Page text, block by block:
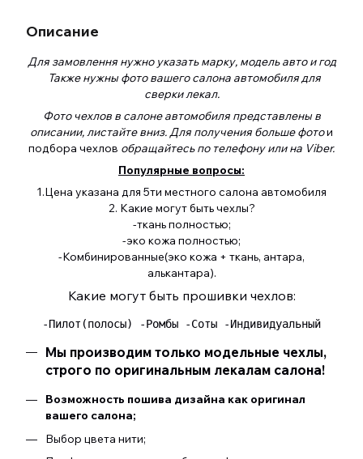
Описание
Для замовлення нужно указать марку, модель авто и год
Также нужны фото вашего салона автомобиля для
сверки лекал.
Фото чехлов в салоне автомобиля представлены в
описании, листайте вниз. Для получения больше фотои
подбора чехлов обращайтесь по телефону или на Viber.
Популярные вопросы:
1.Цена указана для 5ти местного салона автомобиля
2. Какие могут быть чехлы?
-ткань полностью;
-эко кожа полностью;
-Комбинированные(эко кожа + ткань, антара,
алькантара).
Какие могут быть прошивки чехлов:
-Пилот(полосы) -Ромбы -Соты -Индивидуальный
Мы производим только модельные чехлы,
строго по оригинальным лекалам салона!
Возможность пошива дизайна как оригинал
вашего салона;
Выбор цвета нити;